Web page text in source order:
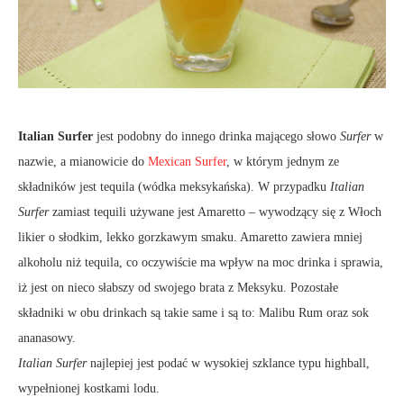
Italian Surfer jest podobny do innego drinka mającego słowo Surferw
nazwie, a mianowicie do Mexican Surfer, w którym jednym ze
składników jest tequila (wódka meksykańska). W przypadku Italian
Surferzamiast tequili używane jest Amaretto – wywodzący się z Włoch
likier o słodkim, lekko gorzkawym smaku. Amaretto zawiera mniej
alkoholu niż tequila, co oczywiście ma wpływ na moc drinka i sprawia,
iż jest on nieco słabszy od swojego brata z Meksyku. Pozostałe
składniki w obu drinkach są takie same i są to: Malibu Rum oraz sok
ananasowy.
Italian Surfernajlepiej jest podać w wysokiej szklance typu highball,
wypełnionej kostkami lodu.